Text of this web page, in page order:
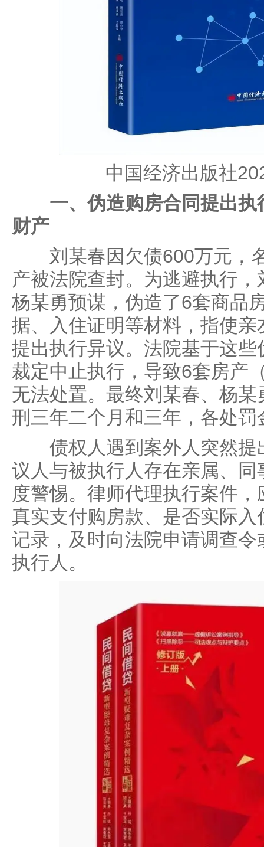
中国经济出版社
一、伪造购房合同提出
财产
刘某春因欠债600万元，
产被法院查封。为逃避执行
杨某勇预谋，伪造了6套商品
据、入住证明等材料，指使亲
提出执行异议。法院基于这
裁定中止执行，导致6套房产
无法处置。最终刘某春、杨
刑三年二个月和三年，各处罚
债权人遇到案外人突然提
议人与被执行人存在亲属、
度警惕。律师代理执行案件
真实支付购房款、是否实际
记录，及时向法院申请调查
执行人。